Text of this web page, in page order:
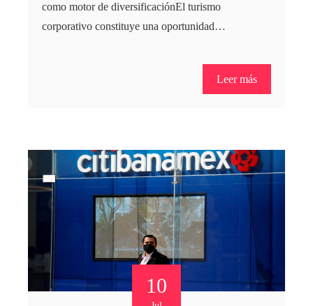
como motor de diversificaciónEl turismo
corporativo constituye una oportunidad…
Leer más
10